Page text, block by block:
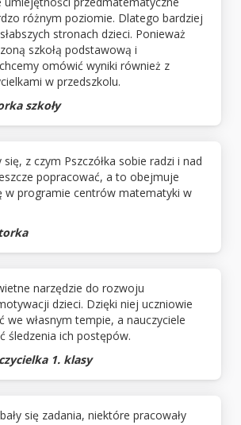
różnym poziomie. Dlatego bardziej
stronach dzieci. Ponieważ
szkołą podstawową i
omówić wyniki również z
w przedszkolu.
szkoły
z czym Pszczółka sobie radzi i nad
popracować, a to obejmuje
w programie centrów matematyki w
narzędzie do rozwoju
dzieci. Dzięki niej uczniowie
we własnym tempie, a nauczyciele
śledzenia ich postępów.
1. klasy
się zadania, niektóre pracowały